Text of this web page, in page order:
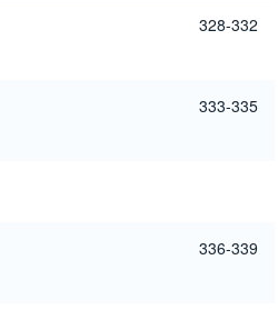
328-332
333-335
336-339